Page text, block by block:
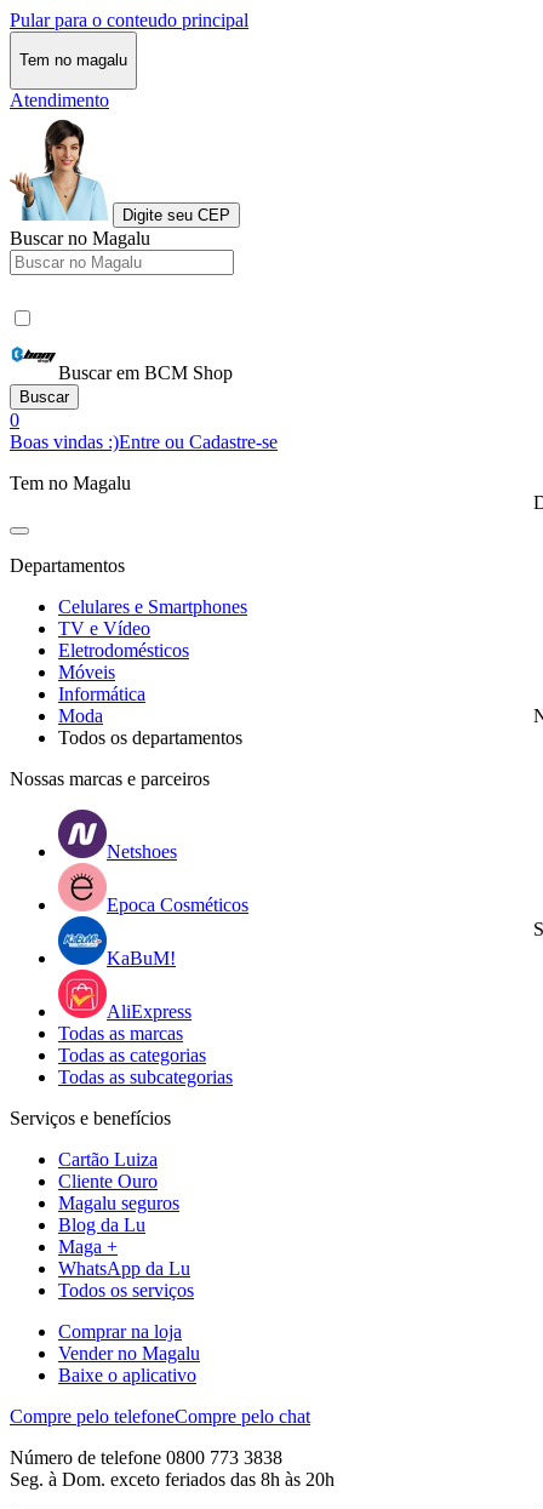
Pular para o conteudo principal
Tem no magalu
Atendimento
Digite seu CEP
Buscar no Magalu
Buscar em BCM Shop
Buscar
0
Boas vindas :)Entre ou Cadastre-se
Tem no Magalu
Departamentos
Celulares e Smartphones
TV e Vídeo
Eletrodomésticos
Móveis
Informática
Moda
Todos os departamentos
Nossas marcas e parceiros
Netshoes
Epoca Cosméticos
KaBuM!
AliExpress
Todas as marcas
Todas as categorias
Todas as subcategorias
Serviços e benefícios
Cartão Luiza
Cliente Ouro
Magalu seguros
Blog da Lu
Maga +
WhatsApp da Lu
Todos os serviços
Comprar na loja
Vender no Magalu
Baixe o aplicativo
Compre pelo telefoneCompre pelo chat
Número de telefone 0800 773 3838
Seg. à Dom. exceto feriados das 8h às 20h